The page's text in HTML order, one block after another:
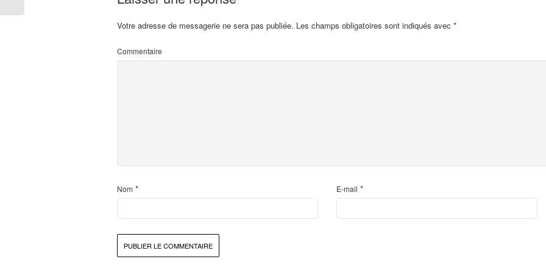
Votre adresse de messagerie ne sera pas publiée. Les champs obligatoires sont indiqués avec *
Commentaire
Nom * E-mail *